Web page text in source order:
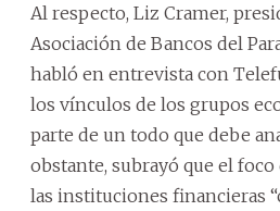
Al respecto, Liz Cramer,
Asociación de Bancos del
habló en entrevista con
los vínculos de los grupos
parte de un todo que debe
obstante, subrayó que el
las instituciones financieras